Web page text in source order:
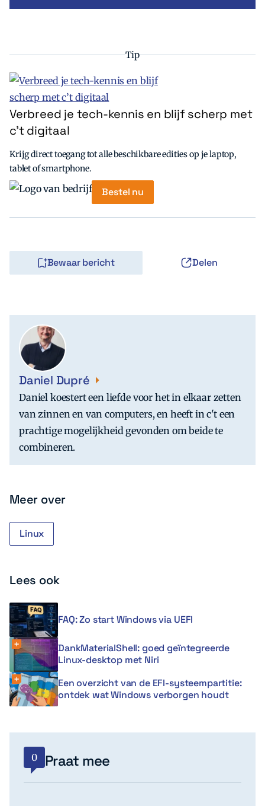
Tip
Verbreed je tech-kennis en blijf scherp met
c’t digitaal
Krijg direct toegang tot alle beschikbare edities op je laptop,
tablet of smartphone.
Bestel nu
Bewaar bericht Delen
Daniel Dupré
Daniel koestert een liefde voor het in elkaar zetten
van zinnen en van computers, en heeft in c't een
prachtige mogelijkheid gevonden om beide te
combineren.
Meer over
Linux
Lees ook
FAQ: Zo start Windows via UEFI
DankMaterialShell: goed geïntegreerde
Linux-desktop met Niri
Een overzicht van de EFI-systeempartitie:
ontdek wat Windows verborgen houdt
0 Praat mee